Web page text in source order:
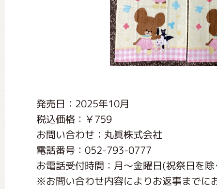
発売日：2025年10月
税込価格：￥759
お問い合わせ：丸眞株式会社
電話番号：052-793-0777
お電話受付時間：月〜金曜日(祝祭日を
※お問い合わせ内容によりお返事までに
チア ジャッキーズ！
くまのがっこう 家庭科部